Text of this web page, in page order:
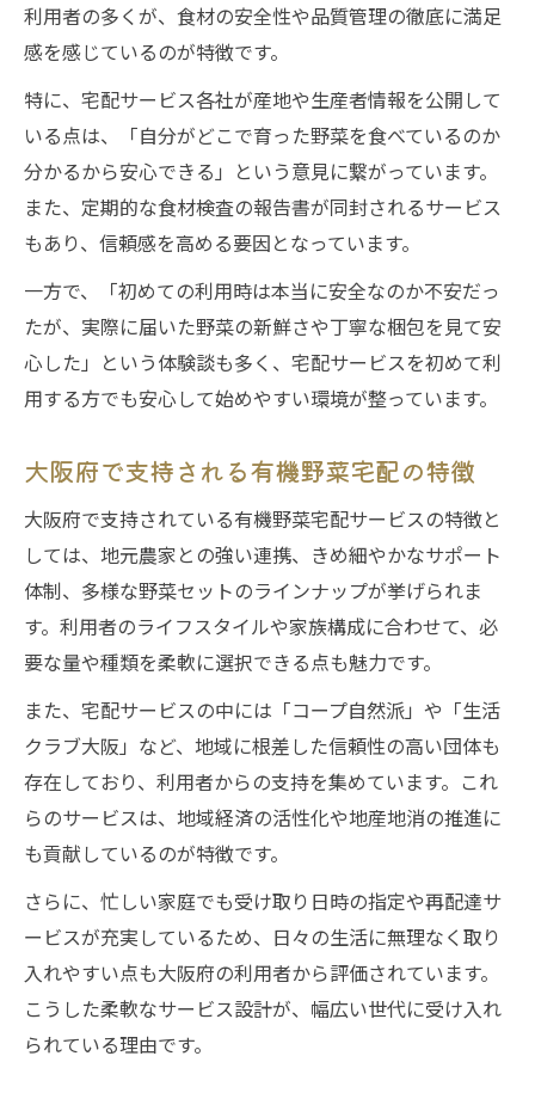
利用者の多くが、食材の安全性や品質管理の徹底に満足
感を感じているのが特徴です。
特に、宅配サービス各社が産地や生産者情報を公開して
いる点は、「自分がどこで育った野菜を食べているのか
分かるから安心できる」という意見に繋がっています。
また、定期的な食材検査の報告書が同封されるサービス
もあり、信頼感を高める要因となっています。
一方で、「初めての利用時は本当に安全なのか不安だっ
たが、実際に届いた野菜の新鮮さや丁寧な梱包を見て安
心した」という体験談も多く、宅配サービスを初めて利
用する方でも安心して始めやすい環境が整っています。
大阪府で支持される有機野菜宅配の特徴
大阪府で支持されている有機野菜宅配サービスの特徴と
しては、地元農家との強い連携、きめ細やかなサポート
体制、多様な野菜セットのラインナップが挙げられま
す。利用者のライフスタイルや家族構成に合わせて、必
要な量や種類を柔軟に選択できる点も魅力です。
また、宅配サービスの中には「コープ自然派」や「生活
クラブ大阪」など、地域に根差した信頼性の高い団体も
存在しており、利用者からの支持を集めています。これ
らのサービスは、地域経済の活性化や地産地消の推進に
も貢献しているのが特徴です。
さらに、忙しい家庭でも受け取り日時の指定や再配達サ
ービスが充実しているため、日々の生活に無理なく取り
入れやすい点も大阪府の利用者から評価されています。
こうした柔軟なサービス設計が、幅広い世代に受け入れ
られている理由です。